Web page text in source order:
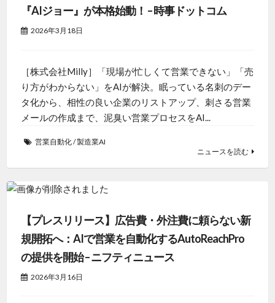
『AIジョー』が本格始動！ – 時事ドットコム
2026年3月18日
［株式会社Milly］「現場が忙しくて営業できない」「売
り方がわからない」をAIが解決。眠っている名刺のデー
タ化から、相性の良い企業のリストアップ、刺さる営業
メールの作成まで、泥臭い営業プロセスをAI...
営業自動化/製造業AI
ニュースを読む
【プレスリリース】広告費・外注費に頼らない新
規開拓へ：AIで営業を自動化するAutoReachPro
の提供を開始 – ニフティニュース
2026年3月16日